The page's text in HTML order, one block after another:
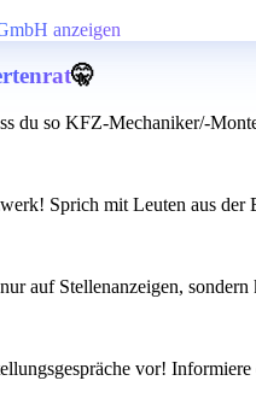
anzeigen
🤫
du so KFZ-Mechaniker/-
Sprich mit Leuten aus der
auf Stellenanzeigen,
vor!